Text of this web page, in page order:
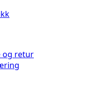
og retur